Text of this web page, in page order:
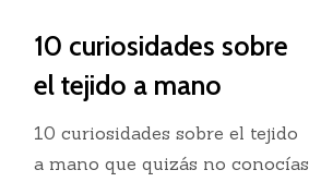
10 curiosidades sobre
el tejido a mano
10 curiosidades sobre el tejido
a mano que quizás no conocías